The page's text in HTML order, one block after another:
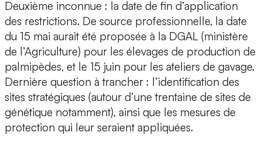
Deuxième inconnue : la date de fin d’application
des restrictions. De source professionnelle, la date
du 15 mai aurait été proposée à la DGAL (ministère
de l’Agriculture) pour les élevages de production de
palmipèdes, et le 15 juin pour les ateliers de gavage.
Dernière question à trancher : l’identification des
sites stratégiques (autour d’une trentaine de sites de
génétique notamment), ainsi que les mesures de
protection qui leur seraient appliquées.